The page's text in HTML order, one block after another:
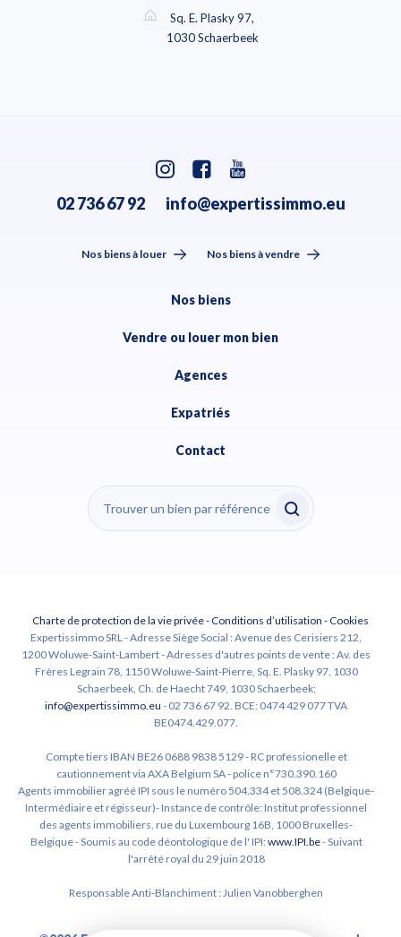
Sq. E. Plasky 97,
1030 Schaerbeek
02 736 67 92 info@expertissimmo.eu
Nos biens à louer Nos biens à vendre
Nos biens
Vendre ou louer mon bien
Agences
Expatriés
Contact
Charte de protection de la vie privée-Conditions d’utilisation -Cookies
Expertissimmo SRL - Adresse Siège Social : Avenue des Cerisiers 212,
1200 Woluwe-Saint-Lambert - Adresses d'autres points de vente : Av. des
Frères Legrain 78, 1150 Woluwe-Saint-Pierre, Sq. E. Plasky 97, 1030
Schaerbeek, Ch. de Haecht 749, 1030 Schaerbeek;
info@expertissimmo.eu - 02 736 67 92. BCE: 0474 429 077 TVA
BE0474.429.077.
Compte tiers IBAN BE26 0688 9838 5129 - RC professionelle et
cautionnement via AXA Belgium SA - police n°730.390.160
Agents immobilier agréé IPI sous le numéro 504.334 et 508.324 (Belgique-
Intermédiaire et régisseur)- Instance de contrôle: Institut professionnel
des agents immobiliers, rue du Luxembourg 16B, 1000 Bruxelles-
Belgique - Soumis au code déontologique de l' IPI:www.IPI.be- Suivant
l'arrêté royal du 29 juin 2018
Responsable Anti-Blanchiment : Julien Vanobberghen